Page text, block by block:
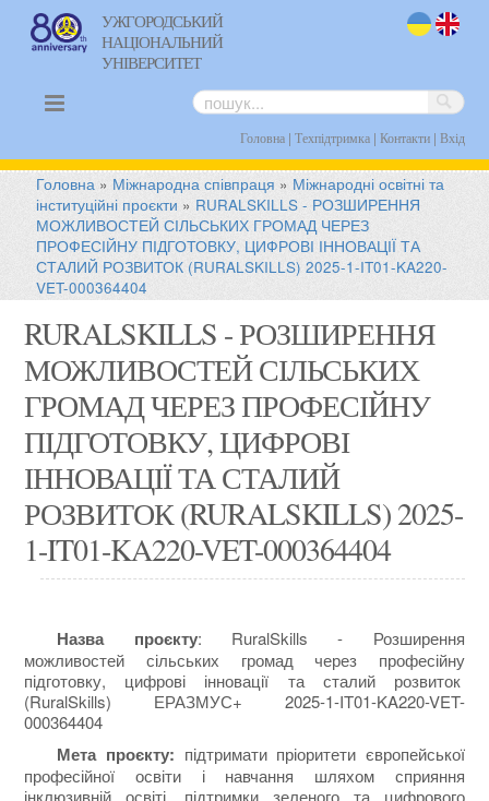
УЖГОРОДСЬКИЙ
НАЦІОНАЛЬНИЙ
УНІВЕРСИТЕТ
Головна| Техпідтримка| Контакти| Вхід
Головна » Міжнародна співпраця » Міжнародні освітні та
інституційні проєкти » RURALSKILLS - РОЗШИРЕННЯ
МОЖЛИВОСТЕЙ СІЛЬСЬКИХ ГРОМАД ЧЕРЕЗ
ПРОФЕСІЙНУ ПІДГОТОВКУ, ЦИФРОВІ ІННОВАЦІЇ ТА
СТАЛИЙ РОЗВИТОК (RURALSKILLS) 2025-1-IT01-KA220-
VET-000364404
RURALSKILLS - РОЗШИРЕННЯ
МОЖЛИВОСТЕЙ СІЛЬСЬКИХ
ГРОМАД ЧЕРЕЗ ПРОФЕСІЙНУ
ПІДГОТОВКУ, ЦИФРОВІ
ІННОВАЦІЇ ТА СТАЛИЙ
РОЗВИТОК (RURALSKILLS) 2025-
1-IT01-KA220-VET-000364404
Назва проєкту: RuralSkills - Розширення
можливостей сільських громад через професійну
підготовку, цифрові інновації та сталий розвиток
(RuralSkills) ЕРАЗМУС+ 2025-1-IT01-KA220-VET-
000364404
Мета проєкту: підтримати пріоритети європейської
професійної освіти і навчання шляхом сприяння
інклюзивній освіті, підтримки зеленого та цифрового